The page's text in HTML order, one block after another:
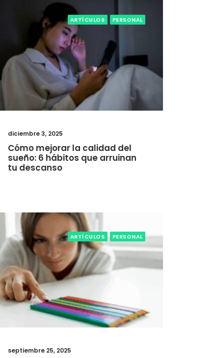
ARTÍCULOS PERSONAL
diciembre 3, 2025
Cómo mejorar la calidad del
sueño: 6 hábitos que arruinan
tu descanso
ARTÍCULOS PERSONAL
septiembre 25, 2025